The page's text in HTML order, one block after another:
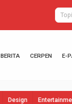
Kordinator
BERITA CERPEN E-
Design